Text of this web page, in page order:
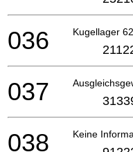
Kugellager
036
037
Keine
038